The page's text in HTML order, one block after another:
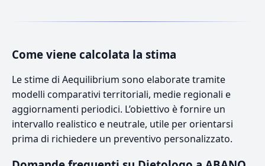
Come viene calcolata la stima
Le stime di Aequilibrium sono elaborate tramite
modelli comparativi territoriali, medie regionali e
aggiornamenti periodici. L’obiettivo è fornire un
intervallo realistico e neutrale, utile per orientarsi
prima di richiedere un preventivo personalizzato.